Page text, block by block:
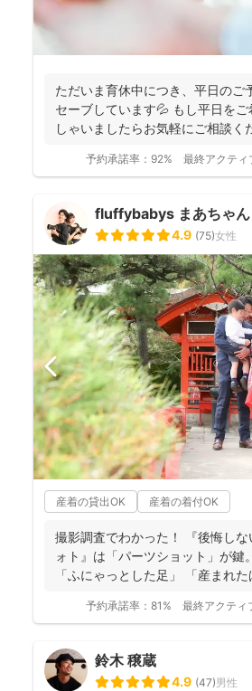
ただいま育休中につき、平日のご
セーブしています💦 もし平日を
しゃいましたらお気軽にご相談
予約承諾率： 92% 最終アクティ
fluffybabys まあちゃん
4.9 (75)女性
産着の貸出OK 産着の着付OK
撮影調査でわかった！ 『後悔しな
ォト』は「パーツショット」が鍵
「ふにゃっとした足」 「産まれ
予約承諾率： 81% 最終アクティ
鈴木 穣蔵
4.9 (47)男性